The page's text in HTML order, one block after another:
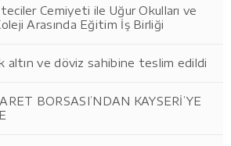
Cemiyeti ile Uğur Okulları ve
Arasında Eğitim İş Birliği
altın ve döviz sahibine teslim edildi
BORSASI’NDAN KAYSERİ’YE